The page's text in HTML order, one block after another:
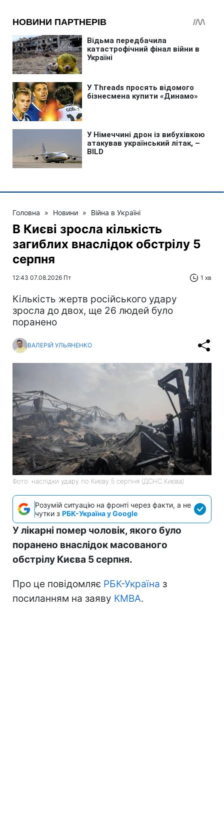
Головна » Новини » Війна в Україні
В Києві зросла кількість
загиблих внаслідок обстрілу 5
серпня
12:43 07.08.2026 Пт 1 хв
Кількість жертв російського удару
зросла до двох, ще 26 людей було
поранено
ВАЛЕРІЙ УЛЬЯНЕНКО
Фото: наслідки удару по Києву 5 серпня (ДСНС Києва)
Розумій ситуацію на фронті через факти, а не
чутки з РБК-Україна у Google
У лікарні помер чоловік, якого було
поранено внаслідок масованого
обстрілу Києва 5 серпня.
Про це повідомляє РБК-Україна з
посиланням на заяву КМВА.